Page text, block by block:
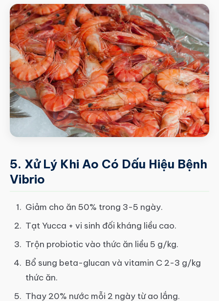
5. Xử Lý Khi Ao Có Dấu Hiệu Bệnh
Vibrio
Giảm cho ăn 50% trong 3-5 ngày.
Tạt Yucca + vi sinh đối kháng liều cao.
Trộn probiotic vào thức ăn liều 5 g/kg.
Bổ sung beta-glucan và vitamin C 2-3 g/kg
thức ăn.
Thay 20% nước mỗi 2 ngày từ ao lắng.